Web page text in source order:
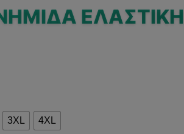
ΕΛΑΣΤΙΚΉ
3XL 4XL